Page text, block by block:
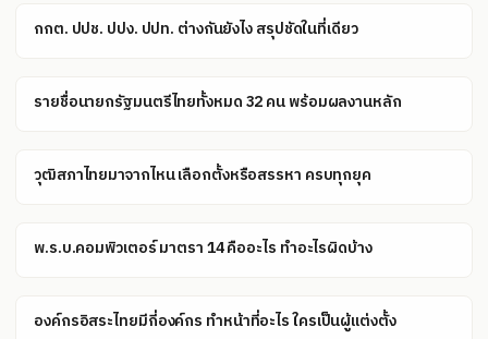
กกต. ปปช. ปปง. ปปท. ต่างกันยังไง สรุปชัดในที่เดียว
รายชื่อนายกรัฐมนตรีไทยทั้งหมด 32 คน พร้อมผลงานหลัก
วุฒิสภาไทยมาจากไหน เลือกตั้งหรือสรรหา ครบทุกยุค
พ.ร.บ.คอมพิวเตอร์ มาตรา 14 คืออะไร ทำอะไรผิดบ้าง
องค์กรอิสระไทยมีกี่องค์กร ทำหน้าที่อะไร ใครเป็นผู้แต่งตั้ง